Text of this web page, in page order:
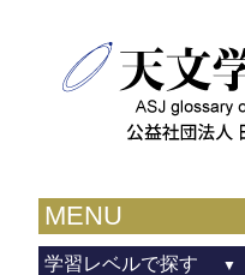
MENU
学習レベルで探す